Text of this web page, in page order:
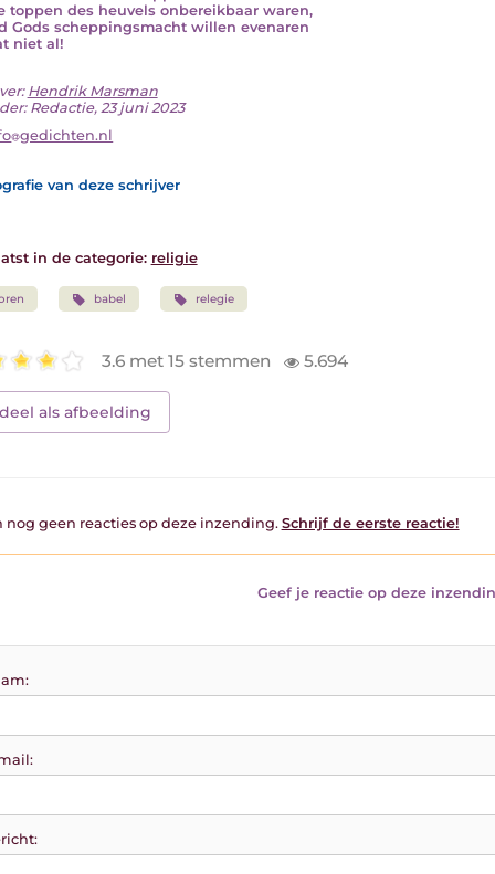
toppen des heuvels onbereikbaar waren,
Gods scheppingsmacht willen evenaren
niet al!
Hendrik Marsman
Redactie, 23 juni 2023
gedichten.nl
van deze schrijver
in de categorie: religie
babel relegie
3.6 met 15 stemmen 5.694
als afbeelding
nog geen reacties op deze inzending. Schrijf de eerste reactie!
Geef je reactie op deze